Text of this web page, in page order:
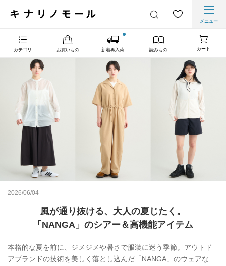
メニュー
カテゴリ お買いもの 新着再入荷 読みもの カート
2026/06/04
風が通り抜ける、大人の夏じたく。
「NANGA」のシアー＆高機能アイテム
本格的な夏を前に、ジメジメや暑さで服装に迷う季節。アウトド
アブランドの技術を美しく落とし込んだ「NANGA」のウェアな